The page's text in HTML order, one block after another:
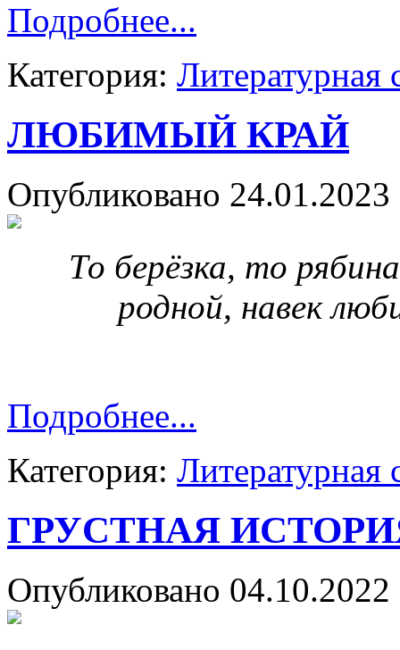
Подробнее...
Категория: Литературная
ЛЮБИМЫЙ КРАЙ
Опубликовано
То берёзка, то
родной, навек
Подробнее...
Категория: Литературная
ГРУСТНАЯ
Опубликовано 04.10.2022